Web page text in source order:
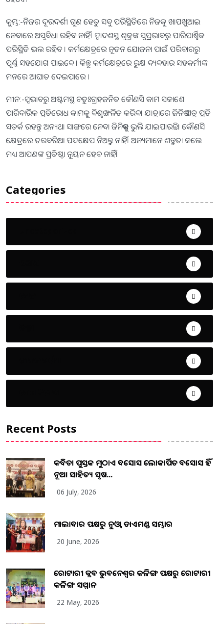
କୁମ୍ଭ:-ନିଜର ଦୂରଦର୍ଶୀ ଗୁଣ ହେତୁ ସବୁ ପରିସ୍ଥିତିରେ ନିଜକୁ ଖାପଖୁଆଇ
ନେବାରେ ଅସୁବିଧା ରହିବ ନାହିଁ। ଦ୍ୱାଦଶସ୍ଥ ଶୁକ୍ରଙ୍କ ସୁପ୍ରଭାବରୁ ପାରିପାର୍ଶ୍ୱିକ
ପରିସ୍ଥିତି ଭଲ ରହିବ । କର୍ମକ୍ଷେତ୍ରରେ ନୂତନ ଯୋଜନା ପାଇଁ ପରିବାରରୁ
ପୂର୍ଣ୍ଣ ସହଯୋଗ ପାଇବେ । କିନ୍ତୁ କର୍ମକ୍ଷେତ୍ରରେ ରୁକ୍ଷ ବ୍ୟବହାର ସହକର୍ମୀଙ୍କ
ମନରେ ଆଘାତ ଦେଇପାରେ ।
ମୀନ:-ସ୍ବଭାବରୁ ଅଷ୍ଟମସ୍ଥ ଚତୁଃଗ୍ରହଜନିତ କୌଣସି କାମ ସକାଶେ
ପାରିବାରିିକ ପ୍ରତିରୋଧ କାମକୁ ବିଶୃଙ୍ଖଳିତ କରିବ। ଯାତ୍ରାରେ ଜିନିଷ ପତ୍ର ପ୍ରତି
ସତର୍କ ରହନ୍ତୁ ଅନ୍ୟଥା ସାଙ୍ଗରେ ନେବା ଜିନିଷକୁ ଭୁଲି ଯାଇପାରନ୍ତି। କୌଣସି
କ୍ଷେତ୍ରରେ ତରବରିଆ ପଦକ୍ଷେପ ନିଅନ୍ତୁ ନାହିଁ। ଅନ୍ୟମାନେ ଶତ୍ରୁତା କଲେ
ମଧ୍ୟ ଆପଣଙ୍କ ପ୍ରତିଷ୍ଠା ନୂ୍ୟନ ହେବ ନାହିଁ।
Categories
Recent Posts
କବିତା ପୁସ୍ତକ ମୁଠାଏ ଅବସୋସ ଲୋକାର୍ପିତ ଅବସୋସ ହିଁ
ନୂଆ ସାହିତ୍ୟ ସୃଷ...
06 July, 2026
ମାଲାବାର ପକ୍ଷରୁ ନୁଓ୍ବା ଡାଏମଣ୍ଡ ସମ୍ଭାର
20 June, 2026
ରୋଟାରୀ କ୍ଲବ ଭୁବନେଶ୍ୱର କଳିଙ୍ଗ ପକ୍ଷରୁ ରୋଟାରୀ
କଳିଙ୍ଗ ସମ୍ମାନ
22 May, 2026